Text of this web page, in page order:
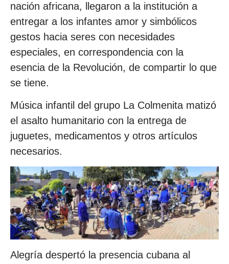
nación africana, llegaron a la institución a
entregar a los infantes amor y simbólicos
gestos hacia seres con necesidades
especiales, en correspondencia con la
esencia de la Revolución, de compartir lo que
se tiene.
Música infantil del grupo La Colmenita matizó
el asalto humanitario con la entrega de
juguetes, medicamentos y otros artículos
necesarios.
Alegría despertó la presencia cubana al